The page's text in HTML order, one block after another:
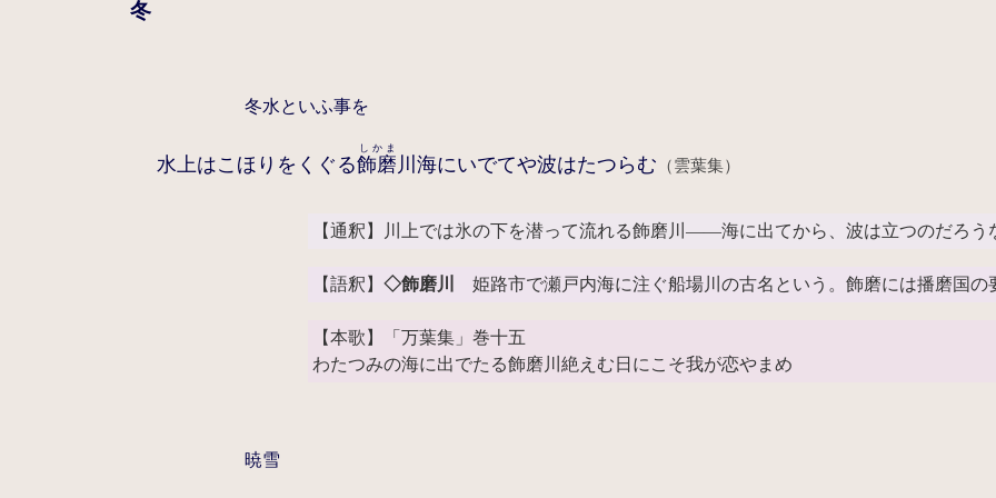
冬
冬水といふ事を
水上はこほりをくぐる飾磨
しかま
川海にいでてや波はたつらむ （雲葉集）
【通釈】川上では氷の下を潜って流れる飾磨川――海に出てから、波は立つのだろう
【語釈】 ◇飾磨川 姫路市で瀬戸内海に注ぐ船場川の古名という。飾磨には播磨国の
【本歌】「万葉集」巻十五
わたつみの海に出でたる飾磨川絶えむ日にこそ我が恋やまめ
暁雪